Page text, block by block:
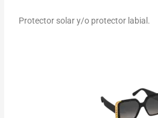
Protector solar y/o protector labial.